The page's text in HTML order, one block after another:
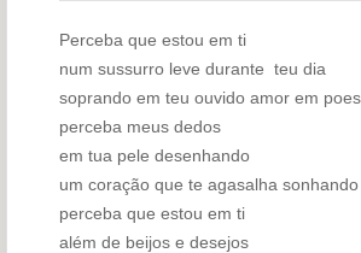
Perceba que estou em ti
num sussurro leve durante teu dia
soprando em teu ouvido amor em
perceba meus dedos
em tua pele desenhando
um coração que te agasalha sonhando
perceba que estou em ti
além de beijos e desejos